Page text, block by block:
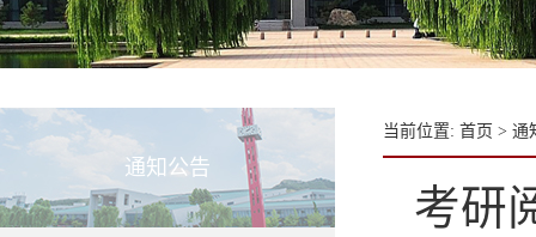
通知公告
当前位置: 首页 > 通
考研